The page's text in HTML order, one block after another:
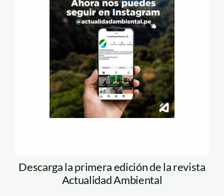
Descarga la primera edición de la revista
Actualidad Ambiental